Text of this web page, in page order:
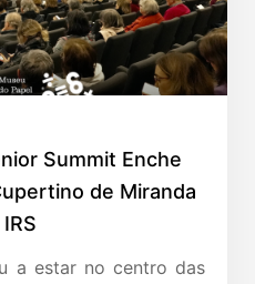
Summit Enche
de Miranda
a estar no centro das